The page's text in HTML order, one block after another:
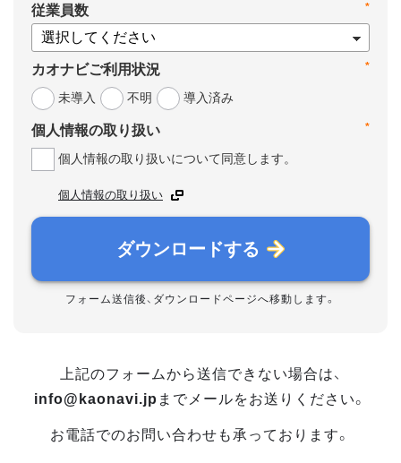
*
従業員数
*
カオナビご利用状況
未導入
不明 導入済み
*
個人情報の取り扱い
個人情報の取り扱いについて同意します。
個人情報の取り扱い
ダウンロードする
フォーム送信後、ダウンロードページへ移動します。
上記のフォームから送信できない場合は、
info@kaonavi.jp までメールをお送りください。
お電話でのお問い合わせも承っております。